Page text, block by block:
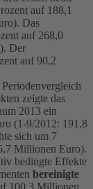
auf 188,1
Das
auf 268,0
Der
auf 90,2
zeigte das
2013 ein
(1-9/2012: 191,8
sich um 7
Millionen Euro).
bedingte Effekte
bereinigte
100,3 Millionen